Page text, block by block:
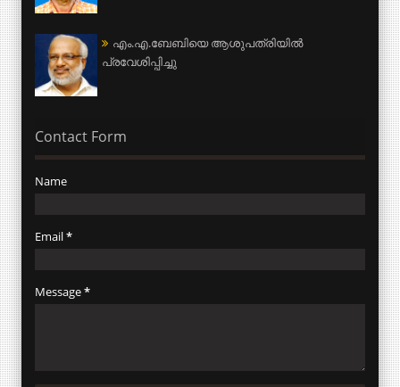
എം.എ.ബേബിയെ ആശുപത്രിയില്‍
പ്രവേശിപ്പിച്ചു
Contact Form
Name
Email*
Message*